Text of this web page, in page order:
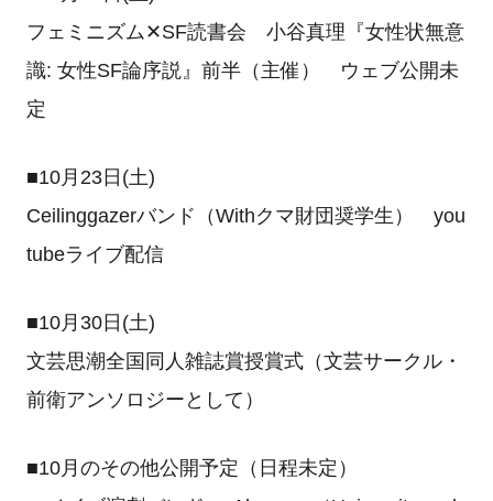
フェミニズム✕SF読書会 小谷真理『女性状無意
識: 女性SF論序説』前半（主催） ウェブ公開未
定
■10月23日(土)
Ceilinggazerバンド（Withクマ財団奨学生） you
tubeライブ配信
■10月30日(土)
文芸思潮全国同人雑誌賞授賞式（文芸サークル・
前衛アンソロジーとして）
■10月のその他公開予定（日程未定）